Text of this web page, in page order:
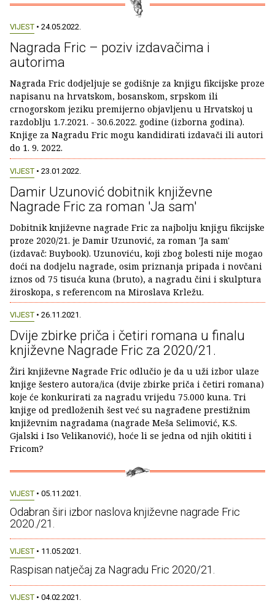
VIJEST • 24.05.2022.
Nagrada Fric – poziv izdavačima i
autorima
Nagrada Fric dodjeljuje se godišnje za knjigu fikcijske proze
napisanu na hrvatskom, bosanskom, srpskom ili
crnogorskom jeziku premijerno objavljenu u Hrvatskoj u
razdoblju 1.7.2021. - 30.6.2022. godine (izborna godina).
Knjige za Nagradu Fric mogu kandidirati izdavači ili autori
do 1. 9. 2022.
VIJEST • 23.01.2022.
Damir Uzunović dobitnik književne
Nagrade Fric za roman 'Ja sam'
Dobitnik književne nagrade Fric za najbolju knjigu fikcijske
proze 2020/21. je Damir Uzunović, za roman 'Ja sam'
(izdavač: Buybook). Uzunoviću, koji zbog bolesti nije mogao
doći na dodjelu nagrade, osim priznanja pripada i novčani
iznos od 75 tisuća kuna (bruto), a nagradu čini i skulptura
žiroskopa, s referencom na Miroslava Krležu.
VIJEST • 26.11.2021.
Dvije zbirke priča i četiri romana u finalu
književne Nagrade Fric za 2020/21.
Žiri književne Nagrade Fric odlučio je da u uži izbor ulaze
knjige šestero autora/ica (dvije zbirke priča i četiri romana)
koje će konkurirati za nagradu vrijedu 75.000 kuna. Tri
knjige od predloženih šest već su nagrađene prestižnim
književnim nagradama (nagrade Meša Selimović, K.S.
Gjalski i Iso Velikanović), hoće li se jedna od njih okititi i
Fricom?
VIJEST • 05.11.2021.
Odabran širi izbor naslova književne nagrade Fric
2020./21.
VIJEST • 11.05.2021.
Raspisan natječaj za Nagradu Fric 2020/21.
VIJEST • 04.02.2021.